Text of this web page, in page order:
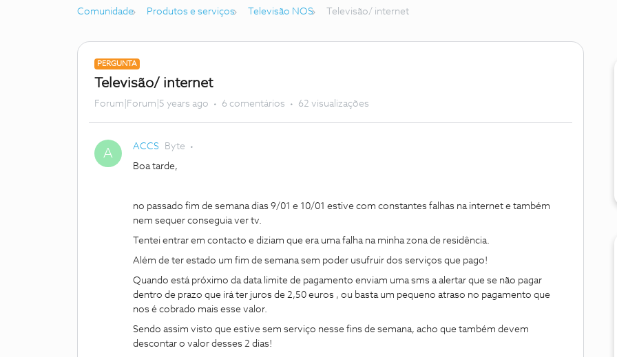
Comunidade Produtos e serviços Televisão NOS Televisão/ internet
PERGUNTA
Televisão/ internet
Forum|Forum|5 years ago 6 comentários 62 visualizações
A ACCS Byte
Boa tarde,
no passado fim de semana dias 9/01 e 10/01 estive com constantes falhas na internet e também
nem sequer conseguia ver tv.
Tentei entrar em contacto e diziam que era uma falha na minha zona de residência.
Além de ter estado um fim de semana sem poder usufruir dos serviços que pago!
Quando está próximo da data limite de pagamento enviam uma sms a alertar que se não pagar
dentro de prazo que irá ter juros de 2,50 euros , ou basta um pequeno atraso no pagamento que
nos é cobrado mais esse valor.
Sendo assim visto que estive sem serviço nesse fins de semana, acho que também devem
descontar o valor desses 2 dias!